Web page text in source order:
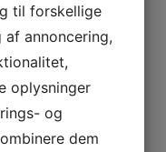
er specialister i
dedikerede hold og
vi
og privatpersoner i
til forskellige
af annoncering,
oplysninger
og
dem